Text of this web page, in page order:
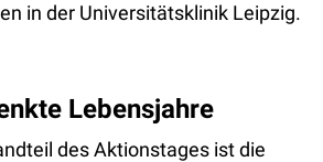
in der Universitätsklinik Leipzig.
Lebensjahre
des Aktionstages ist die